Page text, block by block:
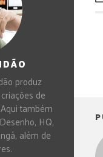
produz
de
também
HQ,
além de